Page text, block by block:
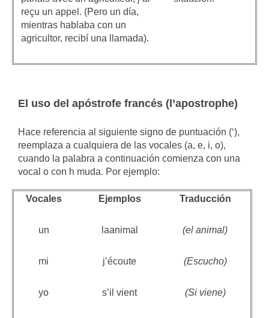
reçu un appel. (Pero un día,
mientras hablaba con un
agricultor, recibí una llamada).
El uso del apóstrofe francés ( l’apostrophe)
Hace referencia al siguiente signo de puntuación (‘),
reemplaza a cualquiera de las vocales (a, e, i, o),
cuando la palabra a continuación comienza con una
vocal o con h muda. Por ejemplo:
Vocales Ejemplos Traducción
un laanimal (el animal)
mi j’écoute (Escucho)
yo s’il vient (Si viene)